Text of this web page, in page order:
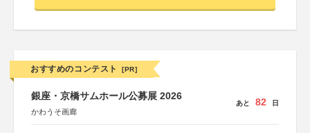
おすすめのコンテスト [PR]
銀座・京橋サムホール公募展 2026
かわうそ画廊
あと 82 日